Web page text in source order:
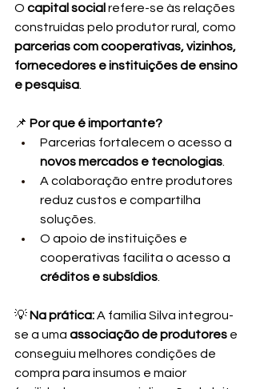
O capital social refere-se às relações
construídas pelo produtor rural, como
parcerias com cooperativas, vizinhos,
fornecedores e instituições de ensino
e pesquisa
📌 Por que é importante?
Parcerias fortalecem o acesso a
novos mercados e tecnologias
A colaboração entre produtores
reduz custos e compartilha
soluções.
O apoio de instituições e
cooperativas facilita o acesso a
créditos e subsídios
💡 Na prática: A família Silva integrou-
se a uma associação de produtores e
conseguiu melhores condições de
compra para insumos e maior